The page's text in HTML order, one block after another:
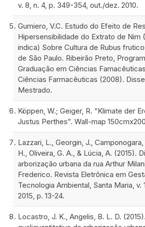
v. 8, n. 4, p. 349-354, out./dez. 2010.
Gumiero, V.C. Estudo do Efeito de
Hipersensibilidade do Extrato de Nim
indica) Sobre Cultura de Rubus
de São Paulo. Ribeirão Preto,
Graduação em Ciências
Ciências Farmacêuticas (2008).
Mestrado.
Köppen, W.; Geiger, R. “Klimate der
Justus Perthes”. Wall-map
Lazzari, L., Georgin, J.,
H., Oliveira, G. A., & Lúcia, A. (2015).
arborização urbana da rua Arthur
Frederico. Revista Eletrônica em
Tecnologia Ambiental, Santa Maria, v.
2015, p. 13-24.
Locastro, J. K., Angelis, B. L. D.